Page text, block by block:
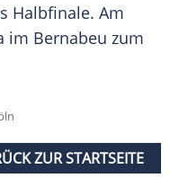
Halbfinale. Am
im Bernabeu zum
ZUR STARTSEITE